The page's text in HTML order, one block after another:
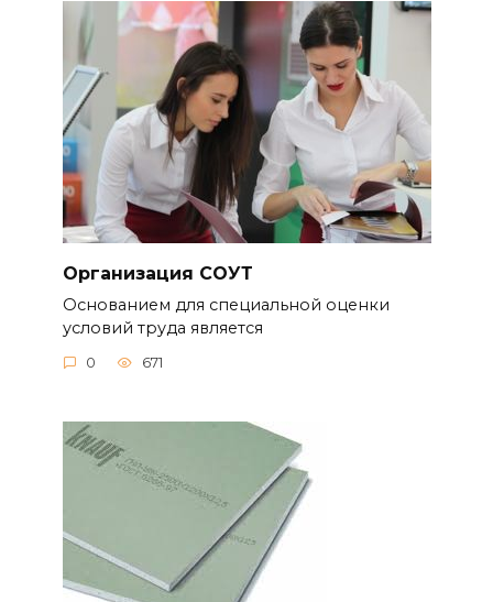
Организация СОУТ
Основанием для специальной оценки
условий труда является
0 671